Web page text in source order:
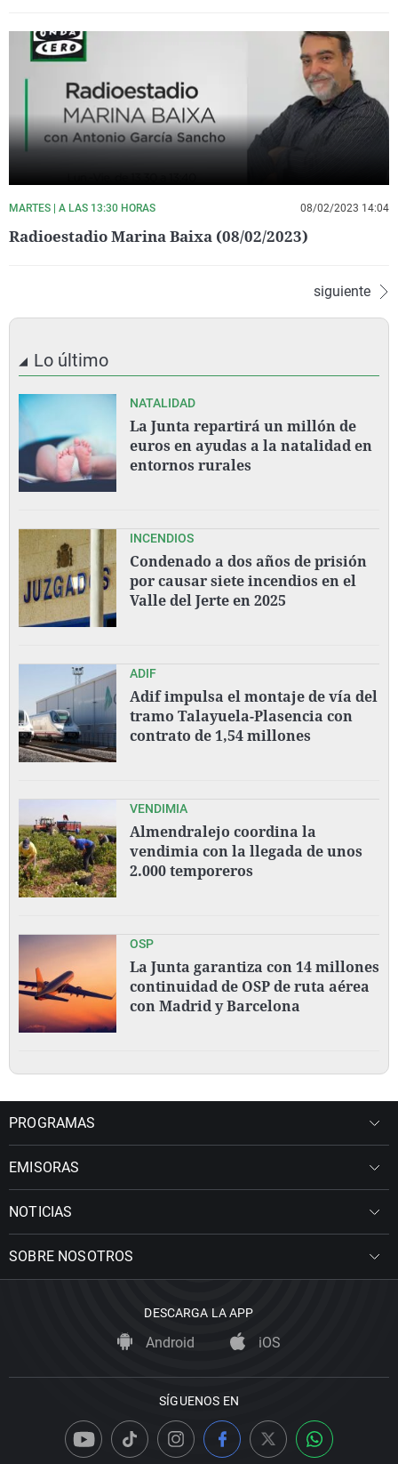
MARTES | A LAS 13:30 HORAS 08/02/2023 14:04
Radioestadio Marina Baixa (08/02/2023)
siguiente
Lo último
NATALIDAD
La Junta repartirá un millón de
euros en ayudas a la natalidad en
entornos rurales
INCENDIOS
Condenado a dos años de prisión
por causar siete incendios en el
Valle del Jerte en 2025
ADIF
Adif impulsa el montaje de vía del
tramo Talayuela-Plasencia con
contrato de 1,54 millones
VENDIMIA
Almendralejo coordina la
vendimia con la llegada de unos
2.000 temporeros
OSP
La Junta garantiza con 14 millones
continuidad de OSP de ruta aérea
con Madrid y Barcelona
PROGRAMAS
EMISORAS
NOTICIAS
SOBRE NOSOTROS
DESCARGA LA APP
Android iOS
SÍGUENOS EN